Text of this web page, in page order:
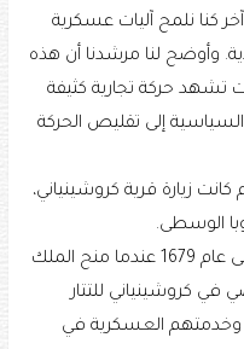
كنا نلمح آليات عسكرية
وأوضح لنا مرشدنا أن هذه
حركة تجارية كثيفة
السياسية إلى تقليص الحركة
كانت زيارة قرية كروشينياني،
الوسطى.
تعود قصة التتار في هذه المنطقة إلى عام 1679 عندما منح الملك
في كروشينياني للتتار
وخدمتهم العسكرية في